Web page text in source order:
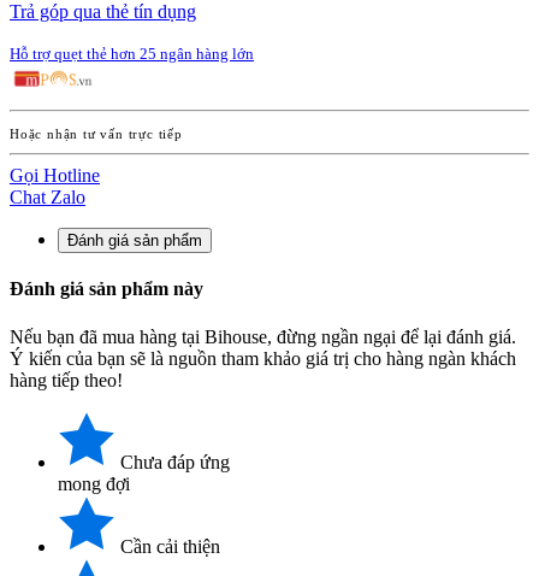
Trả góp qua thẻ tín dụng
Hỗ trợ quẹt thẻ hơn 25 ngân hàng lớn
Hoặc nhận tư vấn trực tiếp
Gọi Hotline
Chat Zalo
Đánh giá sản phẩm
Đánh giá sản phẩm này
Nếu bạn đã mua hàng tại Bihouse, đừng ngần ngại để lại đánh giá.
Ý kiến của bạn sẽ là nguồn tham khảo giá trị cho hàng ngàn khách
hàng tiếp theo!
Chưa đáp ứng
mong đợi
Cần cải thiện